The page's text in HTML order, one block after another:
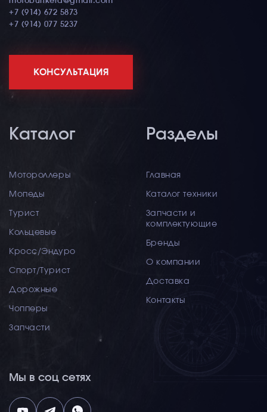
+7 (914) 672 5873
+7 (914) 077 5237
КОНСУЛЬТАЦИЯ
Каталог
Мотороллеры
Мопеды
Турист
Кольцевые
Кросс/Эндуро
Спорт/Турист
Дорожные
Чопперы
Запчасти
Разделы
Главная
Каталог техники
Запчасти и
комплектующие
Бренды
О компании
Доставка
Контакты
Мы в соц сетях